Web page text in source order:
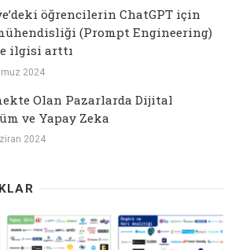
öğrencilerin ChatGPT için
(Prompt Engineering)
ilgisi arttı
2024
Olan Pazarlarda Dijital
ve Yapay Zeka
2024